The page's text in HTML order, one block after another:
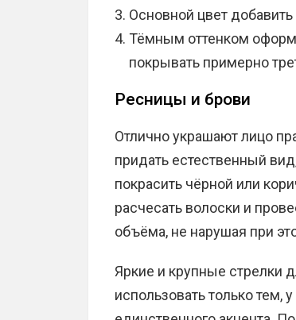
Основной цвет
Тёмным оттенком
покрывать примерно
Ресницы и брови
Отлично украшают лицо
придать естественный
покрасить чёрной или
расчесать волоски и
объёма, не нарушая при
Яркие и крупные стрелки
использовать только тем,